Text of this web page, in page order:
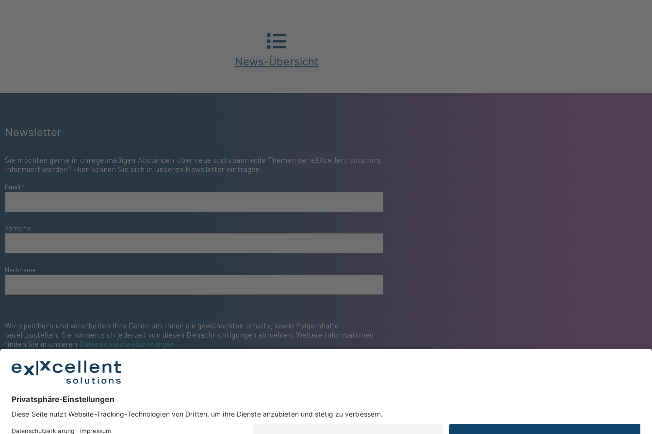
News-Übersicht
Newsletter
Sie möchten gerne in unregelmäßigen Abständen über neue und spannende Themen der eXXcellent solutions
informiert werden? Hier können Sie sich in unseren Newsletter eintragen:
Email *
Vorname
Nachname
Wir speichern und verarbeiten Ihre Daten um Ihnen die gewünschten Inhalte, sowie Folgeinhalte
bereitzustellen. Sie können sich jederzeit von diesen Benachrichtigungen abmelden. Weitere Informationen
finden Sie in unseren Datenschutzbestimmungen.